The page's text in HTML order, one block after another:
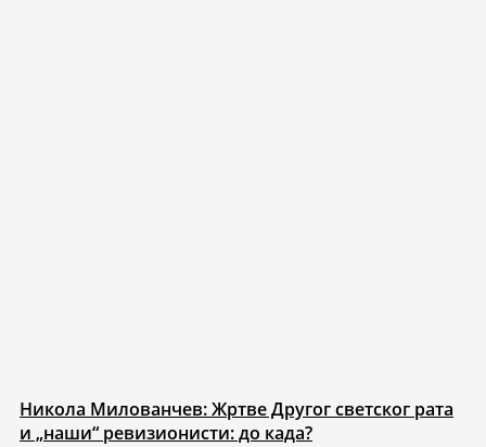
Никола Милованчев: Жртве Другог светског рата
и „наши“ ревизионисти: до када?